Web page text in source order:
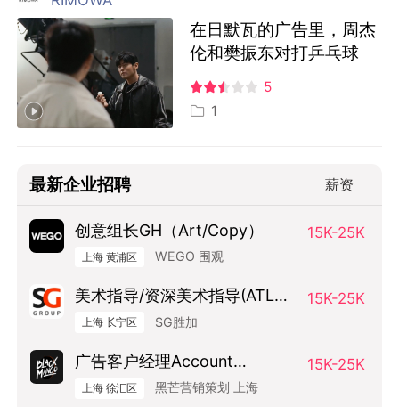
在日默瓦的广告里，周杰
伦和樊振东对打乒乓球
5
1
最新企业招聘 薪资
创意组长GH（Art/Copy） 15K-25K
上海 黄浦区 WEGO 围观
美术指导/资深美术指导(ATL方
向）
15K-25K
上海 长宁区 SG胜加
广告客户经理Account
Manager
15K-25K
上海 徐汇区 黑芒营销策划 上海